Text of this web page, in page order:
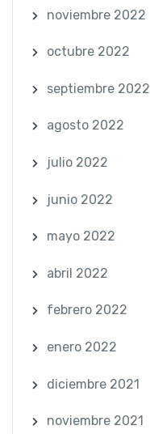
noviembre 2022
octubre 2022
septiembre 2022
agosto 2022
julio 2022
junio 2022
mayo 2022
abril 2022
febrero 2022
enero 2022
diciembre 2021
noviembre 2021